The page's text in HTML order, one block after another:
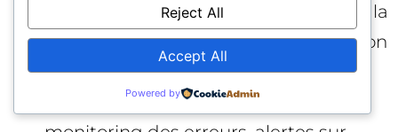
Étendre aux autres lots, industrialiser la
boucle collecte → décision → exécution
→ mesure.
Ajouter une couche qualité :
Reject All
Accept All
Powered by